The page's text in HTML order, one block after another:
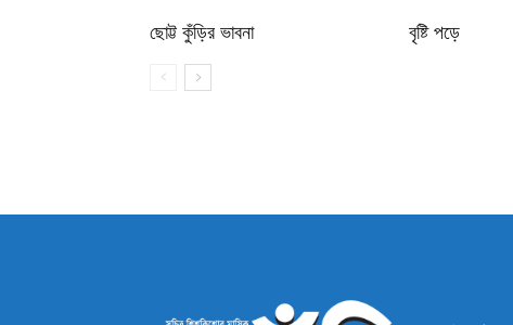
ছোট্ট কুঁড়ির ভাবনা বৃষ্টি পড়ে